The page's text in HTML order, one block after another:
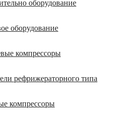
оборудование
оборудование
компрессоры
рефрижераторного типа
компрессоры